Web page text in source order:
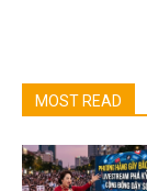
MOST READ